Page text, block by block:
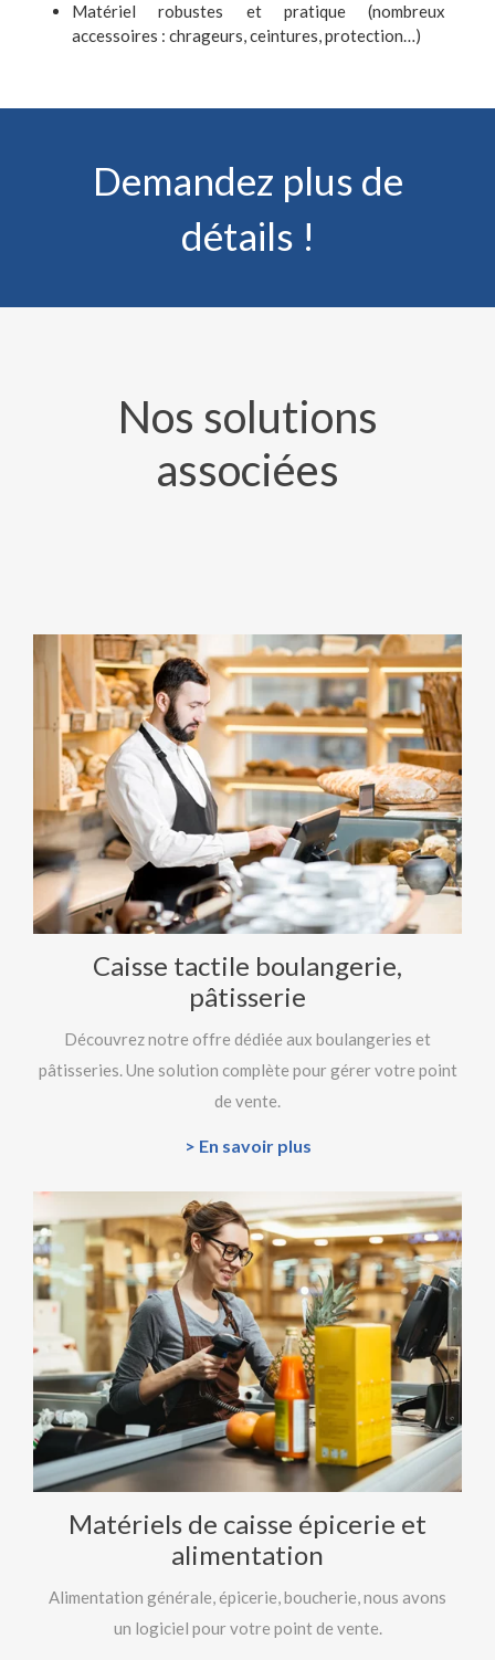
Matériel robustes et pratique (nombreux
accessoires : chrageurs, ceintures, protection…)
Demandez plus de
détails !
Nos solutions
associées
Caisse tactile boulangerie,
pâtisserie
Découvrez notre offre dédiée aux boulangeries et
pâtisseries. Une solution complète pour gérer votre point
de vente.
> En savoir plus
Matériels de caisse épicerie et
alimentation
Alimentation générale, épicerie, boucherie, nous avons
un logiciel pour votre point de vente.